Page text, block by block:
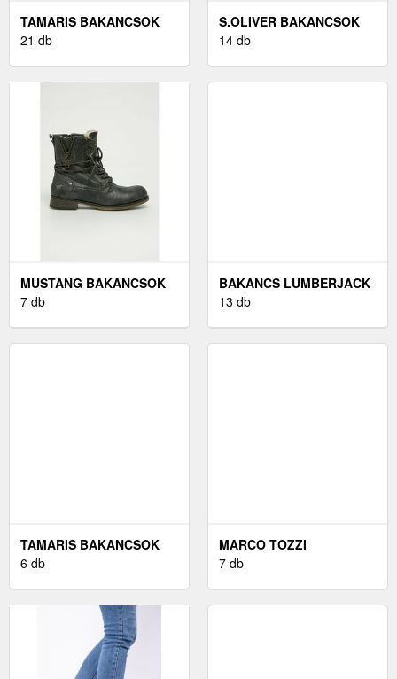
TAMARIS BAKANCSOK
BARNA
21 db
S.OLIVER BAKANCSOK
FEKETE
14 db
MUSTANG BAKANCSOK
SZÜRKE
7 db
BAKANCS LUMBERJACK
13 db
TAMARIS BAKANCSOK
SZÜRKE
6 db
MARCO TOZZI
BAKANCSOK FEKETE
7 db